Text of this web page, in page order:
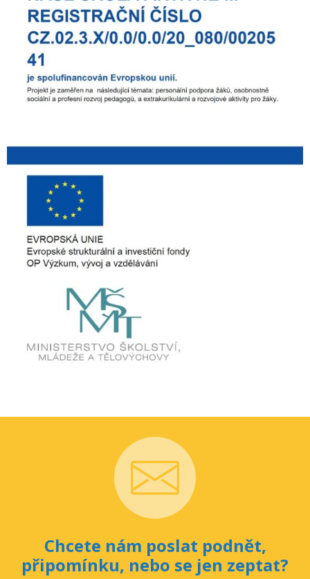
Chcete nám poslat podnět,
připomínku, nebo se jen zeptat?